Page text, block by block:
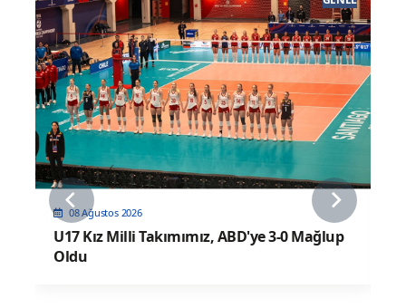
08 Ağustos 2026
U17 Kız Milli Takımımız, ABD'ye 3-0 Mağlup
Oldu